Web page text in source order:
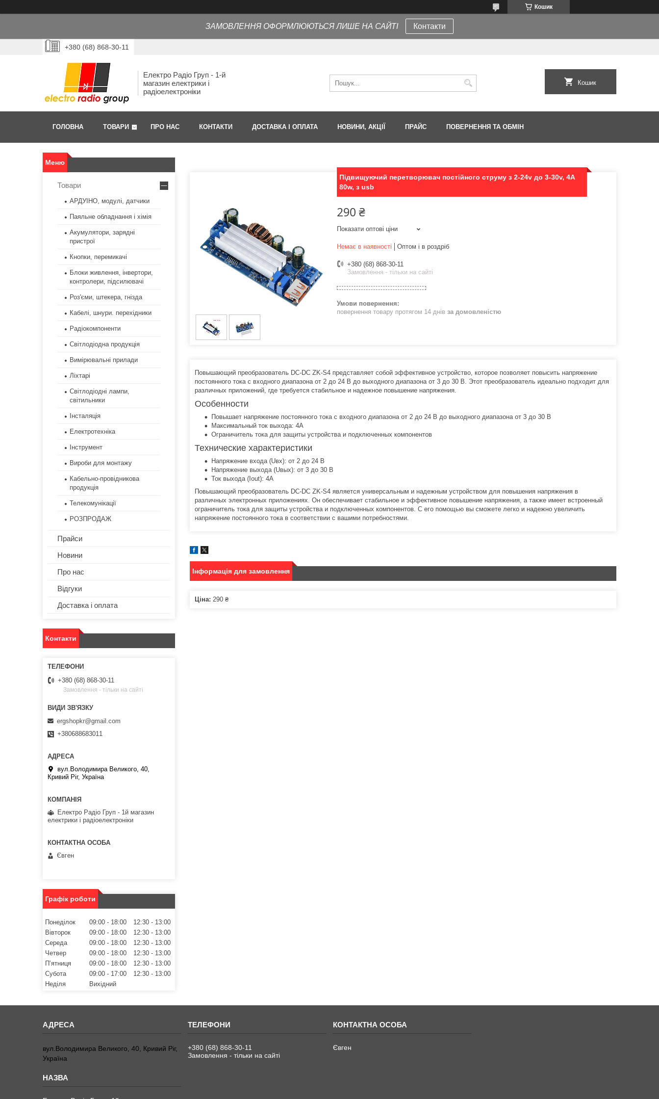
Кошик
ЗАМОВЛЕННЯ ОФОРМЛЮЮТЬСЯ ЛИШЕ НА САЙТІ Контакти
+380 (68) 868-30-11
Електро Радіо Груп - 1-й
магазин електрики і
радіоелектроніки
Кошик
ГОЛОВНА ТОВАРИ ПРО НАС КОНТАКТИ ДОСТАВКА І ОПЛАТА НОВИНИ, АКЦІЇ ПРАЙС ПОВЕРНЕННЯ ТА ОБМІН
Підвищуючий перетворювач постійного струму з 2-24v до 3-30v, 4A
80w, з usb
290 ₴
Показати оптові ціни
Немає в наявності Оптом і в роздріб
+380 (68) 868-30-11
Замовлення - тільки на сайті
повернення товару протягом 14 днів за домовленістю
Повышающий преобразователь DC-DC ZK-S4 представляет собой эффективное устройство, которое позволяет повысить напряжение
постоянного тока с входного диапазона от 2 до 24 В до выходного диапазона от 3 до 30 В. Этот преобразователь идеально подходит для
различных приложений, где требуется стабильное и надежное повышение напряжения.
Особенности
Повышает напряжение постоянного тока с входного диапазона от 2 до 24 В до выходного диапазона от 3 до 30 В
Максимальный ток выхода: 4A
Ограничитель тока для защиты устройства и подключенных компонентов
Технические характеристики
Напряжение входа (Uвх): от 2 до 24 В
Напряжение выхода (Uвых): от 3 до 30 В
Ток выхода (Iout): 4A
Повышающий преобразователь DC-DC ZK-S4 является универсальным и надежным устройством для повышения напряжения в
различных электронных приложениях. Он обеспечивает стабильное и эффективное повышение напряжения, а также имеет встроенный
ограничитель тока для защиты устройства и подключенных компонентов. С его помощью вы сможете легко и надежно увеличить
напряжение постоянного тока в соответствии с вашими потребностями.
Інформація для замовлення
Ціна: 290 ₴
Товари
АРДУІНО, модулі, датчики
Паяльне обладнання і хімія
Акумулятори, зарядні
пристрої
Кнопки, перемикачі
Блоки живлення, інвертори,
контролери, підсилювачі
Роз'єми, штекера, гнізда
Кабелі, шнури. перехідники
Радіокомпоненти
Світлодіодна продукція
Вимірювальні прилади
Ліхтарі
Світлодіодні лампи,
світильники
Інсталяція
Електротехніка
Інструмент
Вироби для монтажу
Кабельно-провідникова
продукція
Телекомунікації
РОЗПРОДАЖ
Прайси
Новини
Про нас
Відгуки
Доставка і оплата
Контакти
+380 (68) 868-30-11
Замовлення - тільки на сайті
ergshopkr@gmail.com
+380688683011
вул.Володимира Великого, 40,
Кривий Ріг, Україна
Електро Радіо Груп - 1й магазин
електрики і радіоелектроніки
Євген
Графік роботи
Понеділок 09:00 18:00 12:30
13:00
Вівторок
09:00 18:00 12:30
13:00
Середа
09:00 18:00 12:30
13:00
Четвер
09:00 18:00 12:30
13:00
Пʼятниця
09:00 18:00 12:30
13:00
Субота
09:00 17:00 12:30
13:00
Неділя
Вихідний
вул.Володимира Великого, 40, Кривий Ріг,
Україна
+380 (68) 868-30-11
Замовлення - тільки на сайті
Євген